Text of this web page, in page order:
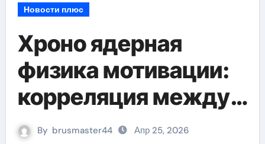
Новости плюс
Хроно ядерная
физика мотивации:
корреляция между
циклом Учёта
By brusmaster44 Апр 25, 2026